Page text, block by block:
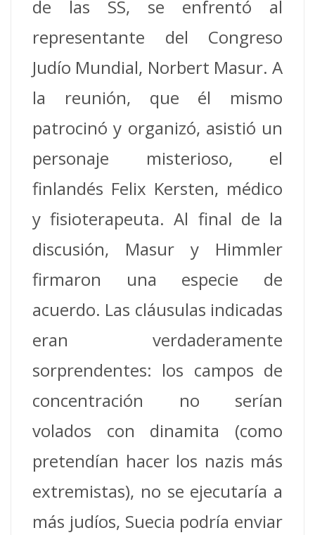
de las SS, se enfrentó al
representante del Congreso
Judío Mundial, Norbert Masur. A
la reunión, que él mismo
patrocinó y organizó, asistió un
personaje misterioso, el
finlandés Felix Kersten, médico
y fisioterapeuta. Al final de la
discusión, Masur y Himmler
firmaron una especie de
acuerdo. Las cláusulas indicadas
eran verdaderamente
sorprendentes: los campos de
concentración no serían
volados con dinamita (como
pretendían hacer los nazis más
extremistas), no se ejecutaría a
más judíos, Suecia podría enviar